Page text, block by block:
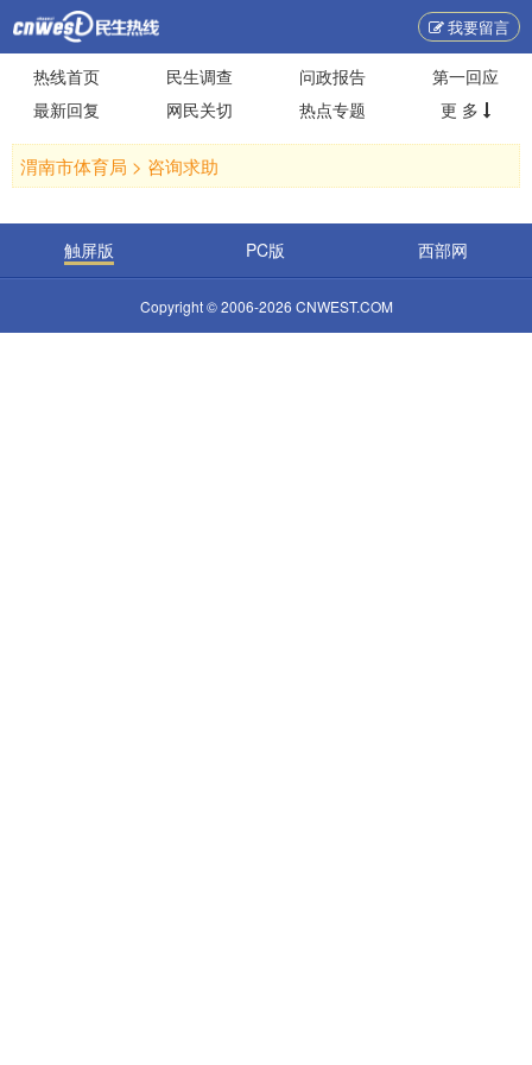
我要留言
热线首页 民生调查 问政报告
第一回应
最新回复
网民关切 热点专题 更 多
渭南市体育局 > 咨询求助
触屏版 PC版 西部网
Copyright © 2006-2026 CNWEST.COM